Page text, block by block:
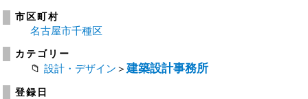
市区町村
名古屋市千種区
カテゴリー
設計・デザイン ＞ 建築設計事務所
登録日